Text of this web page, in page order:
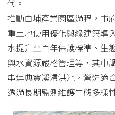
代。
推動白埔產業園區過程，市
重土地使用優化與綠建築導
水提升至百年保護標準、生
與水資源嚴格管理等，其中
串連典寶溪滯洪池，營造適
透過長期監測維護生態多樣